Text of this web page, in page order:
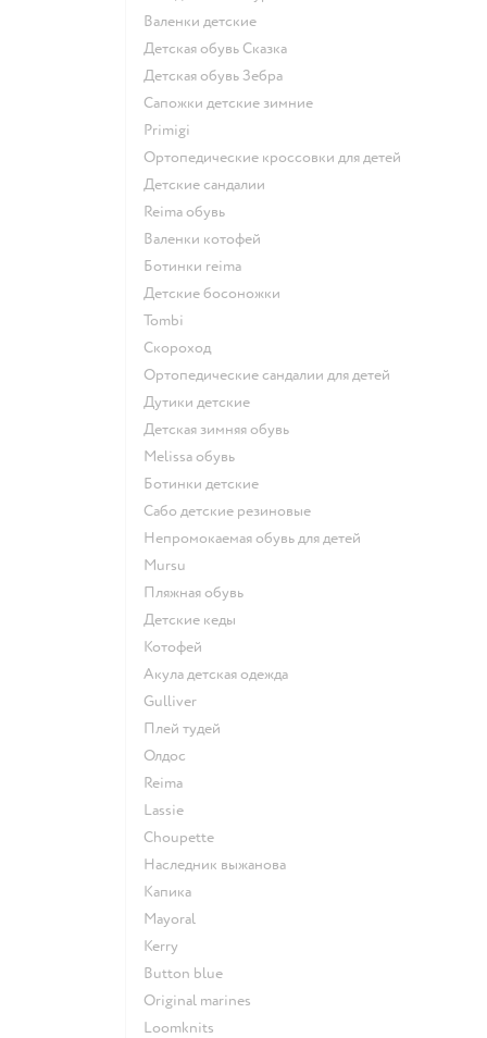
Валенки детские
Детская обувь Сказка
Детская обувь Зебра
Сапожки детские зимние
Primigi
Ортопедические кроссовки для детей
Детские сандалии
Reima обувь
Валенки котофей
Ботинки reima
Детские босоножки
Tombi
Скороход
Ортопедические сандалии для детей
Дутики детские
Детская зимняя обувь
Melissa обувь
Ботинки детские
Сабо детские резиновые
Непромокаемая обувь для детей
Mursu
Пляжная обувь
Детские кеды
Котофей
Акула детская одежда
Gulliver
Плей тудей
Олдос
Reima
Lassie
Choupette
Наследник выжанова
Капика
Mayoral
Kerry
Button blue
Original marines
Loomknits